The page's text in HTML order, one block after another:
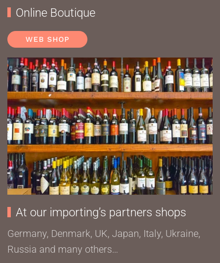
Online Boutique
WEB SHOP
At our importing’s partners shops
Germany, Denmark, UK, Japan, Italy, Ukraine,
Russia and many others…